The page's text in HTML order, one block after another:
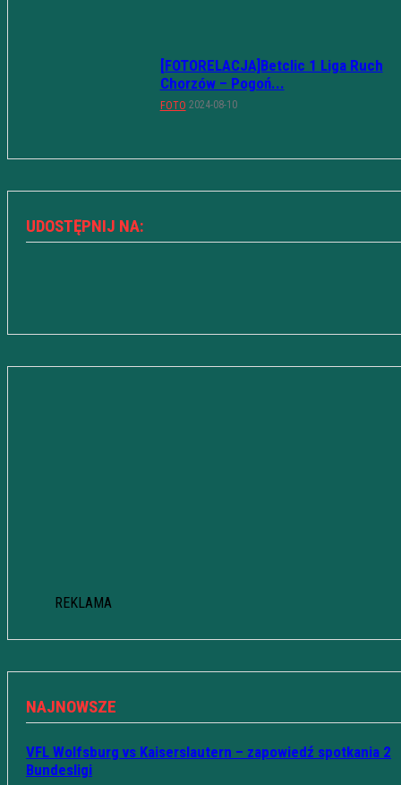
[FOTORELACJA]Betclic 1 Liga Ruch
Chorzów – Pogoń...
FOTO 2024-08-10
UDOSTĘPNIJ NA:
REKLAMA
NAJNOWSZE
VFL Wolfsburg vs Kaiserslautern – zapowiedź spotkania 2
Bundesligi